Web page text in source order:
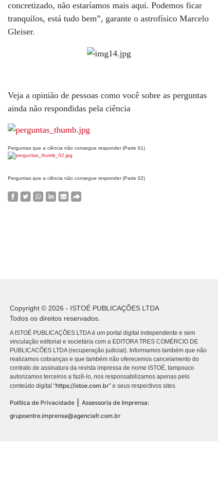
concretizado, não estaríamos mais aqui. Podemos ficar
tranquilos, está tudo bem”, garante o astrofísico Marcelo
Gleiser.
Veja a opinião de pessoas como você sobre as perguntas
ainda não respondidas pela ciência
Perguntas que a ciência não consegue responder (Parte 01)
Perguntas que a ciência não consegue responder (Parte 02)
Copyright © 2026 - ISTOÉ PUBLICAÇÕES LTDA
Todos os direitos reservados.
A ISTOÉ PUBLICAÇÕES LTDA é um portal digital independente e sem
vinculação editorial e societária com a EDITORA TRES COMÉRCIO DE
PUBLICACÕES LTDA (recuperação judicial). Informamos também que não
realizamos cobranças e que também não oferecemos cancelamento do
contrato de assinatura da revista impressa de nome ISTOÉ, tampouco
autorizamos terceiros a fazê-lo, nos responsabilizamos apenas pelo
conteúdo digital “https://istoe.com.br” e seus respectivos sites.
Política de Privacidade
Assessoria de Imprensa:
grupoentre.imprensa@agenciafr.com.br